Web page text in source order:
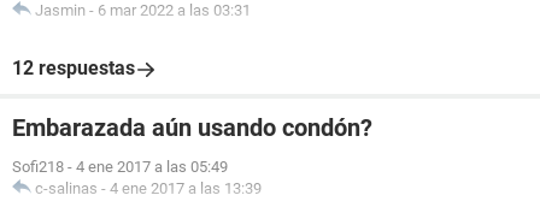
Jasmin - 6 mar 2022 a las 03:31
12 respuestas
Embarazada aún usando condón?
Sofi218 - 4 ene 2017 a las 05:49
c-salinas - 4 ene 2017 a las 13:39